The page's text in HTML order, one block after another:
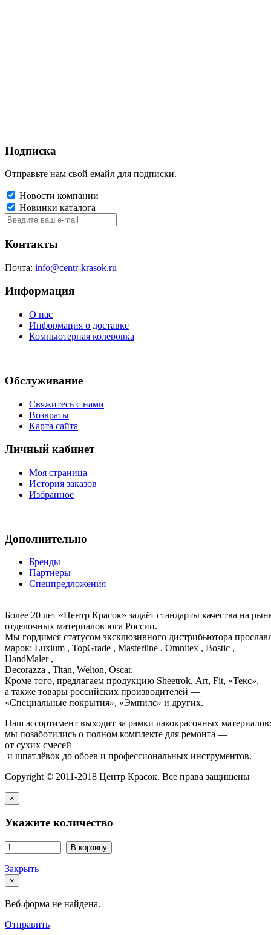
Подписка
Отправьте нам свой емайл для подписки.
Новости компании
Новинки каталога
Контакты
Почта: info@centr-krasok.ru
Информация
О нас
Информация о доставке
Компьютерная колеровка
Обслуживание
Свяжитесь с нами
Возвраты
Карта сайта
Личный кабинет
Моя страница
История заказов
Избранное
Дополнительно
Бренды
Партнеры
Спецпредложения
Более 20 лет «Центр Красок» задаёт стандарты качества на
отделочных материалов юга России.
Мы гордимся статусом эксклюзивного дистрибьютора
марок: Luxium , TopGrade , Masterline , Omnitex , Bostic ,
HandMaler ,
Decorazza , Titan, Welton, Oscar.
Кроме того, предлагаем продукцию Sheetrok, Art, Fit, «Текс»,
а также товары российских производителей —
«Специальные покрытия», «Эмпилс» и других.
Наш ассортимент выходит за рамки лакокрасочных
мы позаботились о полном комплекте для ремонта —
от сухих смесей
и шпатлёвок до обоев и профессиональных инструментов.
Copyright © 2011-2018 Центр Красок. Все права защищены
×
Укажите количество
В корзину
Закрыть
×
Веб-форма не найдена.
Отправить